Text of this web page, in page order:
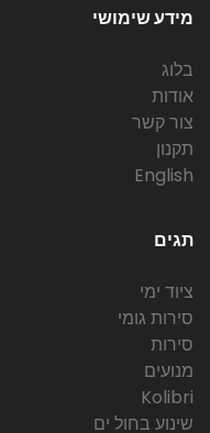
מידע שימושי
בלוג
אודות
צור קשר
תקנון
English
תגים
ציוד ימי
סירות גומי
סירות
מנועים
Kolibri
שינוע בחול ים